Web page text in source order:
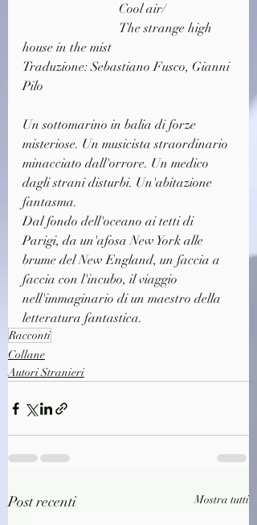
			Cool air/
house in the mist
Traduzione: Sebastiano Fusco, Gianni
Pilo
Un sottomarino in balia di forze
misteriose. Un musicista straordinario
minacciato dall'orrore. Un medico
dagli strani disturbi. Un'abitazione
fantasma.
Dal fondo dell'oceano ai tetti di
Parigi, da un'afosa New York alle
brume del New England, un faccia a
faccia con l'incubo, il viaggio
nell'immaginario di un maestro della
letteratura fantastica.
Racconti
Collane
Autori Stranieri
Post recenti Mostra tutti